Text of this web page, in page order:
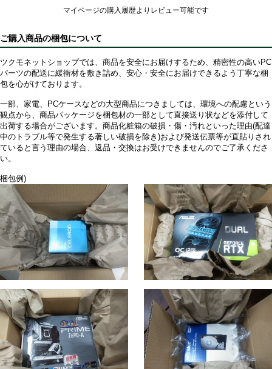
マイページの購入履歴よりレビュー可能です
ご購入商品の梱包について
ツクモネットショップでは、商品を安全にお届けするため、精密性の高いPC
パーツの配送に緩衝材を敷き詰め、安心・安全にお届けできるよう丁寧な梱
包を心がけております。
一部、家電、PCケースなどの大型商品につきましては、環境への配慮という
観点から、商品パッケージを梱包材の一部として直接送り状などを添付して
出荷する場合がございます。商品化粧箱の破損・傷・汚れといった理由(配達
中のトラブル等で発生する著しい破損を除き)および発送伝票等が直貼りされ
ていると言う理由の場合、返品・交換はお受けできませんのでご了承くださ
い。
梱包例)